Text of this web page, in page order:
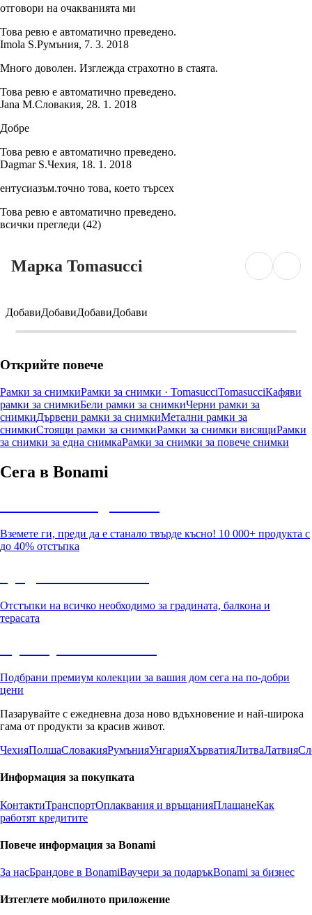
отговори на очакванията ми
Това ревю е автоматично преведено.
Imola S.Румъния, 7. 3. 2018
Много доволен. Изглежда страхотно в стаята.
Това ревю е автоматично преведено.
Jana M.Словакия, 28. 1. 2018
Добре
Това ревю е автоматично преведено.
Dagmar S.Чехия, 18. 1. 2018
ентусиазъм.точно това, което търсех
Това ревю е автоматично преведено.
всички прегледи (42)
Марка Tomasucci
ДобавиДобавиДобавиДобави
Открийте повече
Рамки за снимкиРамки за снимки · TomasucciTomasucciКафяви
рамки за снимкиБели рамки за снимкиЧерни рамки за
снимкиДървени рамки за снимкиМетални рамки за
снимкиСтоящи рамки за снимкиРамки за снимки висящиРамки
за снимки за една снимкаРамки за снимки за повече снимки
Сега в Bonami
Вземете ги, преди да е станало твърде късно! 10 000+ продукта с
до 40% отстъпка
Отстъпки на всичко необходимо за градината, балкона и
терасата
Подбрани премиум колекции за вашия дом сега на по-добри
цени
Пазарувайте с ежедневна доза ново вдъхновение и най-широка
гама от продукти за красив живот.
ЧехияПолшаСловакияРумънияУнгарияХърватияЛитваЛатвия
Информация за покупката
КонтактиТранспортОплаквания и връщанияПлащанеКак
работят кредитите
Повече информация за Bonami
За насБрандове в BonamiВаучери за подаръкBonami за бизнес
Изтеглете мобилното приложение